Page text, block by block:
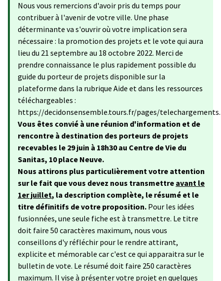
Nous vous remercions d'avoir pris du temps pour
contribuer à l'avenir de votre ville. Une phase
déterminante va s'ouvrir où votre implication sera
nécessaire : la promotion des projets et le vote qui aura
lieu du 21 septembre au 18 octobre 2022. Merci de
prendre connaissance le plus rapidement possible du
guide du porteur de projets disponible sur la
plateforme dans la rubrique Aide et dans les ressources
téléchargeables :
https://decidonsensemble.tours.fr/pages/telechargements.
Vous êtes convié à une réunion d'information et de
rencontre à destination des porteurs de projets
recevables le 29 juin à 18h30 au Centre de Vie du
Sanitas, 10 place Neuve.
Nous attirons plus particulièrement votre attention
sur le fait que vous devez nous transmettre avant le
1er juillet, la description complète, le résumé et le
titre définitifs de votre proposition. Pour les idées
fusionnées, une seule fiche est à transmettre. Le titre
doit faire 50 caractères maximum, nous vous
conseillons d'y réfléchir pour le rendre attirant,
explicite et mémorable car c'est ce qui apparaitra sur le
bulletin de vote. Le résumé doit faire 250 caractères
maximum. Il vise à présenter votre projet en quelques